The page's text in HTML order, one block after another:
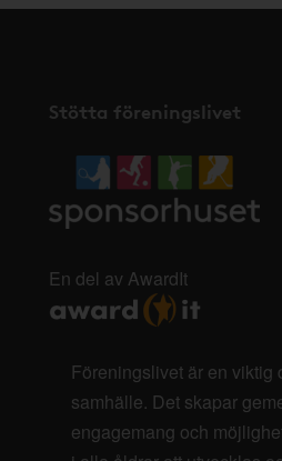
Stötta föreningslivet
En del av AwardIt
Föreningslivet är en viktig
samhälle. Det skapar
engagemang och